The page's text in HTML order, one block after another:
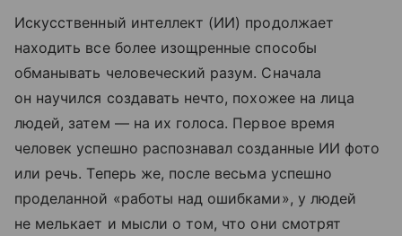
Искусственный интеллект (ИИ) продолжает
находить все более изощренные способы
обманывать человеческий разум. Сначала
он научился создавать нечто, похожее на лица
людей, затем — на их голоса. Первое время
человек успешно распознавал созданные ИИ фото
или речь. Теперь же, после весьма успешно
проделанной «работы над ошибками», у людей
не мелькает и мысли о том, что они смотрят